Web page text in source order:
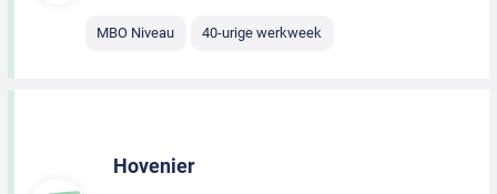
MBO Niveau 40-urige werkweek
Hovenier